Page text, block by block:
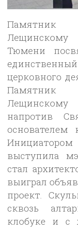
Памятник
Тюмени
церковного
Памятник
напротив
основателем
выступила
стал
выиграл
проект.
сквозь
клобуке и с